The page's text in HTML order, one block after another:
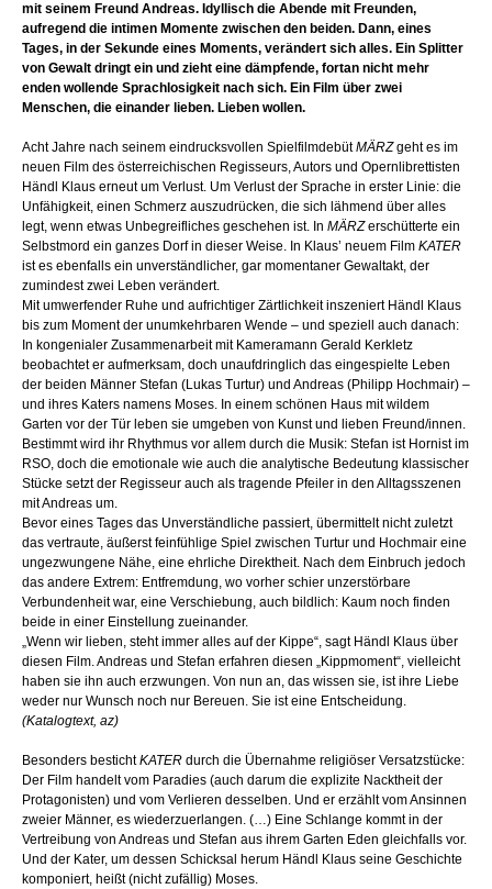
mit seinem Freund Andreas. Idyllisch die Abende mit Freunden,
aufregend die intimen Momente zwischen den beiden. Dann, eines
Tages, in der Sekunde eines Moments, verändert sich alles. Ein Splitter
von Gewalt dringt ein und zieht eine dämpfende, fortan nicht mehr
enden wollende Sprachlosigkeit nach sich. Ein Film über zwei
Menschen, die einander lieben. Lieben wollen.
Acht Jahre nach seinem eindrucksvollen SpielfilmdebütMÄRZgeht es im
neuen Film des österreichischen Regisseurs, Autors und Opernlibrettisten
Händl Klaus erneut um Verlust. Um Verlust der Sprache in erster Linie: die
Unfähigkeit, einen Schmerz auszudrücken, die sich lähmend über alles
legt, wenn etwas Unbegreifliches geschehen ist. In MÄRZerschütterte ein
Selbstmord ein ganzes Dorf in dieser Weise. In Klaus’ neuem Film KATER
ist es ebenfalls ein unverständlicher, gar momentaner Gewaltakt, der
zumindest zwei Leben verändert.
Mit umwerfender Ruhe und aufrichtiger Zärtlichkeit inszeniert Händl Klaus
bis zum Moment der unumkehrbaren Wende – und speziell auch danach:
In kongenialer Zusammenarbeit mit Kameramann Gerald Kerkletz
beobachtet er aufmerksam, doch unaufdringlich das eingespielte Leben
der beiden Männer Stefan (Lukas Turtur) und Andreas (Philipp Hochmair) –
und ihres Katers namens Moses. In einem schönen Haus mit wildem
Garten vor der Tür leben sie umgeben von Kunst und lieben Freund/innen.
Bestimmt wird ihr Rhythmus vor allem durch die Musik: Stefan ist Hornist im
RSO, doch die emotionale wie auch die analytische Bedeutung klassischer
Stücke setzt der Regisseur auch als tragende Pfeiler in den Alltagsszenen
mit Andreas um.
Bevor eines Tages das Unverständliche passiert, übermittelt nicht zuletzt
das vertraute, äußerst feinfühlige Spiel zwischen Turtur und Hochmair eine
ungezwungene Nähe, eine ehrliche Direktheit. Nach dem Einbruch jedoch
das andere Extrem: Entfremdung, wo vorher schier unzerstörbare
Verbundenheit war, eine Verschiebung, auch bildlich: Kaum noch finden
beide in einer Einstellung zueinander.
„Wenn wir lieben, steht immer alles auf der Kippe“, sagt Händl Klaus über
diesen Film. Andreas und Stefan erfahren diesen „Kippmoment“, vielleicht
haben sie ihn auch erzwungen. Von nun an, das wissen sie, ist ihre Liebe
weder nur Wunsch noch nur Bereuen. Sie ist eine Entscheidung.
(Katalogtext, az)
Besonders bestichtKATER durch die Übernahme religiöser Versatzstücke:
Der Film handelt vom Paradies (auch darum die explizite Nacktheit der
Protagonisten) und vom Verlieren desselben. Und er erzählt vom Ansinnen
zweier Männer, es wiederzuerlangen. (…) Eine Schlange kommt in der
Vertreibung von Andreas und Stefan aus ihrem Garten Eden gleichfalls vor.
Und der Kater, um dessen Schicksal herum Händl Klaus seine Geschichte
komponiert, heißt (nicht zufällig) Moses.